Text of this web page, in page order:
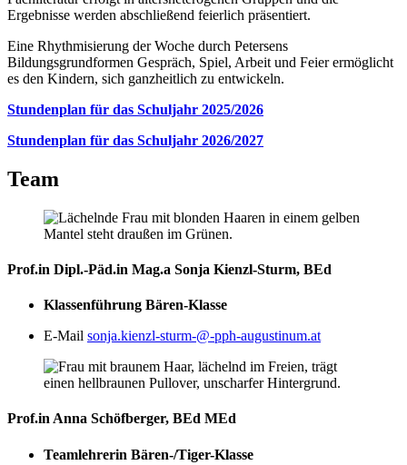
Ergebnisse werden abschließend feierlich präsentiert.
Eine Rhythmisierung der Woche durch Petersens
Bildungsgrundformen Gespräch, Spiel, Arbeit und Feier ermöglicht
es den Kindern, sich ganzheitlich zu entwickeln.
Stundenplan für das Schuljahr 2025/2026
Stundenplan für das Schuljahr 2026/2027
Team
Prof.in Dipl.-Päd.in Mag.a Sonja Kienzl-Sturm, BEd
Klassenführung Bären-Klasse
E-Mail sonja.kienzl-sturm-@-pph-augustinum.at
Prof.in Anna Schöfberger, BEd MEd
Teamlehrerin Bären-/Tiger-Klasse